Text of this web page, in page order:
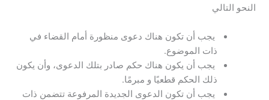
النحو التالي
يجب أن تكون هناك دعوى منظورة أمام القضاء في
ذات الموضوع.
يجب أن يكون هناك حكم صادر بتلك الدعوى، وأن يكون
ذلك الحكم قطعيًا و مبرمًا.
يجب أن تكون الدعوى الجديدة المرفوعة تتضمن ذات